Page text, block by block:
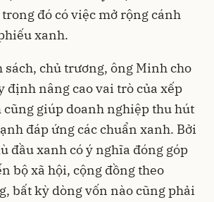
đó có việc mở rộng cánh
xanh.
sách, chủ trương, ông Minh cho
định nâng cao vai trò của xếp
giúp doanh nghiệp thu hút
đáp ứng các chuẩn xanh. Bởi
đầu xanh có ý nghĩa đóng góp
bộ xã hội, cộng đồng theo
bất kỳ dòng vốn nào cũng phải